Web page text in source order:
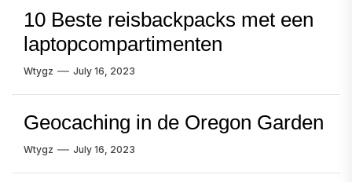
10 Beste reisbackpacks met een
laptopcompartimenten
Wtygz July 16, 2023
Geocaching in de Oregon Garden
Wtygz July 16, 2023